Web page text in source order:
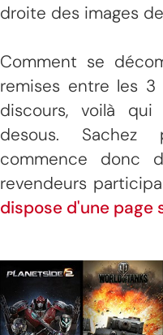
droite des images
Comment se
remises entre les
discours, voilà
desous.
commence donc
revendeurs
dispose d'une page